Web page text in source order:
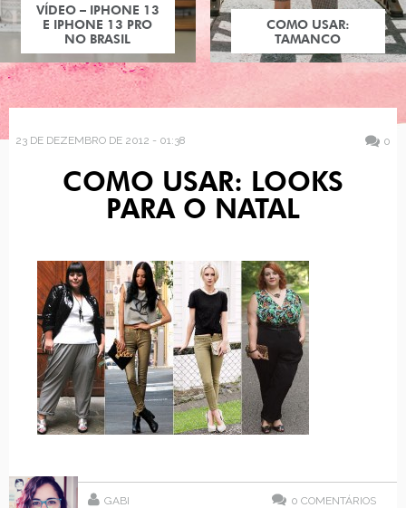
VÍDEO – IPHONE 13
E IPHONE 13 PRO
NO BRASIL
COMO USAR:
TAMANCO
23 DE DEZEMBRO DE 2012 - 01:38 0
COMO USAR: LOOKS
PARA O NATAL
GABI 0 COMENTÁRIOS